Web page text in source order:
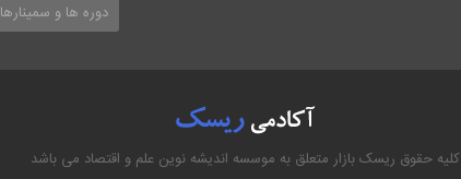
دوره ها و سمینارها
کلیه حقوق ریسک بازار متعلق به موسسه اندیشه نوین علم و اقتصاد می باشد